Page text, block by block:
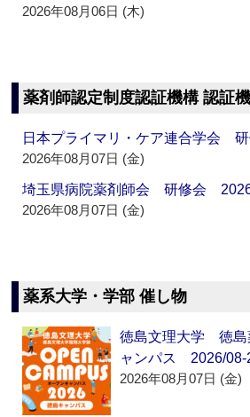
2026年08月06日 (木)
薬剤師認定制度認証機構 認証
日本プライマリ・ケア連合学会
2026年08月07日 (金)
埼玉県病院薬剤師会 研修会
2026年08月07日 (金)
薬系大学・学部 催し物
徳島文理大学 徳
ャンパス 2026/08-
2026年08月07日 (金)